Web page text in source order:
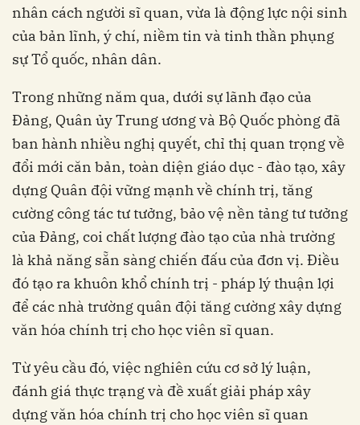
nhân cách người sĩ quan, vừa là động lực nội sinh
của bản lĩnh, ý chí, niềm tin và tinh thần phụng
sự Tổ quốc, nhân dân.
Trong những năm qua, dưới sự lãnh đạo của
Đảng, Quân ủy Trung ương và Bộ Quốc phòng đã
ban hành nhiều nghị quyết, chỉ thị quan trọng về
đổi mới căn bản, toàn diện giáo dục - đào tạo, xây
dựng Quân đội vững mạnh về chính trị, tăng
cường công tác tư tưởng, bảo vệ nền tảng tư tưởng
của Đảng, coi chất lượng đào tạo của nhà trường
là khả năng sẵn sàng chiến đấu của đơn vị. Điều
đó tạo ra khuôn khổ chính trị - pháp lý thuận lợi
để các nhà trường quân đội tăng cường xây dựng
văn hóa chính trị cho học viên sĩ quan.
Từ yêu cầu đó, việc nghiên cứu cơ sở lý luận,
đánh giá thực trạng và đề xuất giải pháp xây
dựng văn hóa chính trị cho học viên sĩ quan